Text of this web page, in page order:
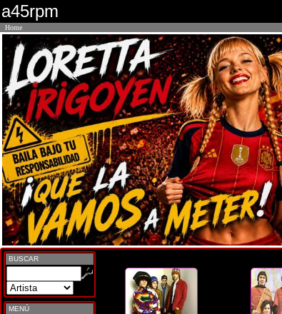
a45rpm
Home
BUSCAR
MENÚ